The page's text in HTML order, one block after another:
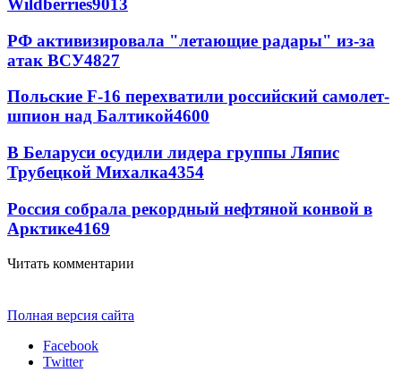
Wildberries9013
РФ активизировала "летающие радары" из-за
атак ВСУ4827
Польские F-16 перехватили российский самолет-
шпион над Балтикой4600
В Беларуси осудили лидера группы Ляпис
Трубецкой Михалка4354
Россия собрала рекордный нефтяной конвой в
Арктике4169
Читать комментарии
Полная версия сайта
Facebook
Twitter